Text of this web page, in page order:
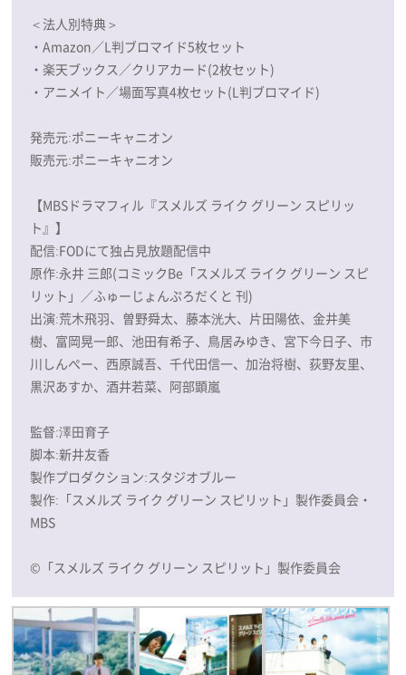
＜法人別特典＞
・Amazon／L判ブロマイド5枚セット
・楽天ブックス／クリアカード(2枚セット)
・アニメイト／場面写真4枚セット(L判ブロマイド)
発売元:ポニーキャニオン
販売元:ポニーキャニオン
【MBSドラマフィル『スメルズ ライク グリーン スピリッ
ト』】
配信:FODにて独占見放題配信中
原作:永井 三郎(コミックBe「スメルズ ライク グリーン スピ
リット」／ふゅーじょんぷろだくと 刊)
出演:荒木飛羽、曽野舜太、藤本洸大、片田陽依、金井美
樹、富岡晃一郎、池田有希子、鳥居みゆき、宮下今日子、市
川しんぺー、西原誠吾、千代田信一、加治将樹、荻野友里、
黒沢あすか、酒井若菜、阿部顕嵐
監督:澤田育子
脚本:新井友香
製作プロダクション:スタジオブルー
製作:「スメルズ ライク グリーン スピリット」製作委員会・
MBS
©「スメルズ ライク グリーン スピリット」製作委員会